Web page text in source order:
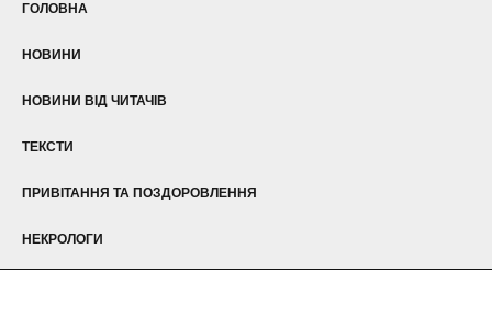
ГОЛОВНА
НОВИНИ
НОВИНИ ВІД ЧИТАЧІВ
ТЕКСТИ
ПРИВІТАННЯ ТА ПОЗДОРОВЛЕННЯ
НЕКРОЛОГИ